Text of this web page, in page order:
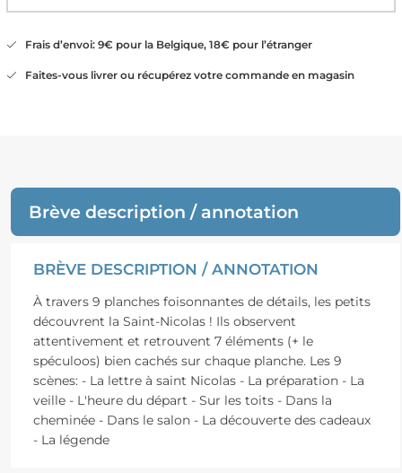
Frais d’envoi: 9€ pour la Belgique, 18€ pour l’étranger
Faites-vous livrer ou récupérez votre commande en magasin
Brève description / annotation
BRÈVE DESCRIPTION / ANNOTATION
À travers 9 planches foisonnantes de détails, les petits
découvrent la Saint-Nicolas ! Ils observent
attentivement et retrouvent 7 éléments (+ le
spéculoos) bien cachés sur chaque planche. Les 9
scènes: - La lettre à saint Nicolas - La préparation - La
veille - L'heure du départ - Sur les toits - Dans la
cheminée - Dans le salon - La découverte des cadeaux
- La légende